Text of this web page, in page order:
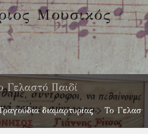
Μουσικός
ΚΥΡΊΩΣ ΜΟΥΣΙΚΌΣ
Γελαστό Παιδί
διαμαρτυρίας > Το